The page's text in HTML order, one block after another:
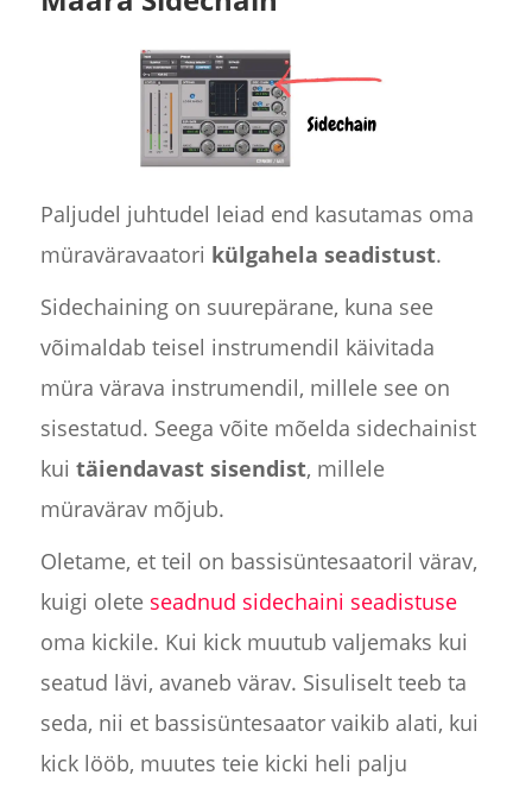
Paljudel juhtudel leiad end kasutamas oma
müraväravaatori külgahela seadistust.
Sidechaining on suurepärane, kuna see
võimaldab teisel instrumendil käivitada
müra värava instrumendil, millele see on
sisestatud. Seega võite mõelda sidechainist
kui täiendavast sisendist, millele
müravärav mõjub.
Oletame, et teil on bassisüntesaatoril värav,
kuigi olete seadnud sidechaini seadistuse
oma kickile. Kui kick muutub valjemaks kui
seatud lävi, avaneb värav. Sisuliselt teeb ta
seda, nii et bassisüntesaator vaikib alati, kui
kick lööb, muutes teie kicki heli palju